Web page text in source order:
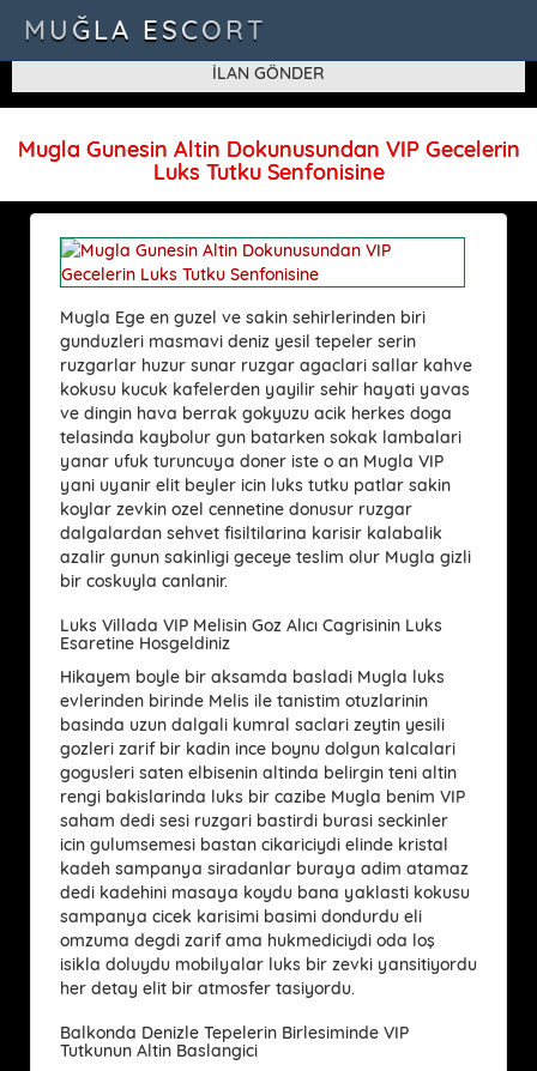
SQLSTATE[42000]: Syntax error or access violation: 1115 Unknown
character set: 'uf8'
MUĞLA ESCORT
İLAN GÖNDER
Mugla Gunesin Altin Dokunusundan VIP Gecelerin
Luks Tutku Senfonisine
Mugla Ege en guzel ve sakin sehirlerinden biri
gunduzleri masmavi deniz yesil tepeler serin
ruzgarlar huzur sunar ruzgar agaclari sallar kahve
kokusu kucuk kafelerden yayilir sehir hayati yavas
ve dingin hava berrak gokyuzu acik herkes doga
telasinda kaybolur gun batarken sokak lambalari
yanar ufuk turuncuya doner iste o an Mugla VIP
yani uyanir elit beyler icin luks tutku patlar sakin
koylar zevkin ozel cennetine donusur ruzgar
dalgalardan sehvet fisiltilarina karisir kalabalik
azalir gunun sakinligi geceye teslim olur Mugla gizli
bir coskuyla canlanir.
Luks Villada VIP Melisin Goz Alıcı Cagrisinin Luks
Esaretine Hosgeldiniz
Hikayem boyle bir aksamda basladi Mugla luks
evlerinden birinde Melis ile tanistim otuzlarinin
basinda uzun dalgali kumral saclari zeytin yesili
gozleri zarif bir kadin ince boynu dolgun kalcalari
gogusleri saten elbisenin altinda belirgin teni altin
rengi bakislarinda luks bir cazibe Mugla benim VIP
saham dedi sesi ruzgari bastirdi burasi seckinler
icin gulumsemesi bastan cikariciydi elinde kristal
kadeh sampanya siradanlar buraya adim atamaz
dedi kadehini masaya koydu bana yaklasti kokusu
sampanya cicek karisimi basimi dondurdu eli
omzuma degdi zarif ama hukmediciydi oda loş
isikla doluydu mobilyalar luks bir zevki yansitiyordu
her detay elit bir atmosfer tasiyordu.
Balkonda Denizle Tepelerin Birlesiminde VIP
Tutkunun Altin Baslangici